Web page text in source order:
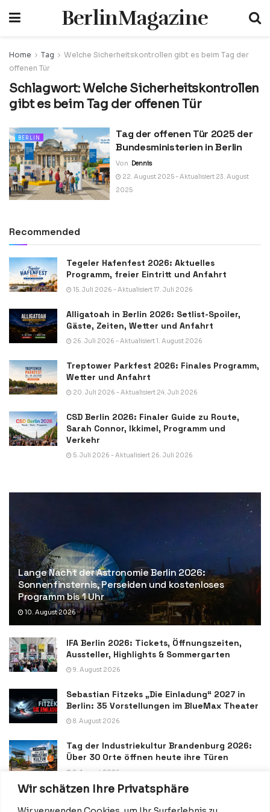
Wir schätzen Ihre Privatsphäre
BerlinMagazine
Home Tag
Welche Sicherheitskontrollen gibt es beim Tag der
offenen Tür
Schlagwort:Welche Sicherheitskontrollen
gibt es beim Tag der offenen Tür
BERLIN
Tag der offenen Tür 2025 der
Bundesministerien in Berlin
Von Dennis
22. August 2025 - Aktualisiert 23. August
2025
Recommended
Tegeler Hafenfest 2026: Aktuelles
Programm, freier Eintritt und Anfahrt
15. Juli 2026 - Aktualisiert 17. Juli 2026
Alligatoah in Berlin 2026: Setlist-Spoiler,
Gäste, Zeiten, Wetter und Anfahrt
26. Juli 2026 - Aktualisiert 1. August 2026
Treptower Parkfest 2026: Finales Programm,
Wetter und Anfahrt
20. Juli 2026 - Aktualisiert 24. Juli 2026
CSD Berlin 2026: Finaler Guide zu Route,
Sarah Connor, Ikkimel, Programm und
Verkehr
5. Juli 2026 - Aktualisiert 26. Juli 2026
Lange Nacht der Astronomie Berlin 2026:
Sonnenfinsternis, Perseiden und kostenloses
Programm bis 1 Uhr
10. August 2026
IFA Berlin 2026: Tickets, Öffnungszeiten,
Aussteller, Highlights & Sommergarten
9. August 2026
Sebastian Fitzeks „Die Einladung“ 2027 in
Berlin: 35 Vorstellungen im BlueMax Theater
8. August 2026
Tag der Industriekultur Brandenburg 2026:
Über 30 Orte öffnen heute ihre Türen
8. August 2026